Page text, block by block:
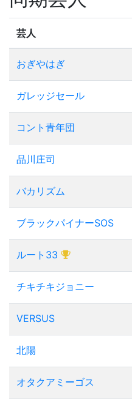
芸人
おぎやはぎ
ガレッジセール
コント青年団
品川庄司
バカリズム
ブラックパイナーSOS
ルート33
チキチキジョニー
VERSUS
北陽
オタクアミーゴス